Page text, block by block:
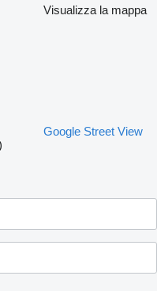
Visualizza la mappa
Google Street View